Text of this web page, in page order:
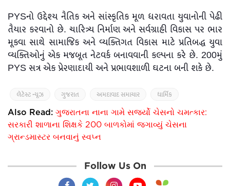
PYSનો ઉદ્દેશ્ય નૈતિક અને સાંસ્કૃતિક મૂળ ધરાવતા યુવાનોની પેઢી
તૈયાર કરવાનો છે. ચારિત્ર્ય નિર્માણ અને સર્વગ્રાહી વિકાસ પર ભાર
મૂકવા સાથે સામાજિક અને વ્યક્તિગત વિકાસ માટે પ્રતિબદ્ધ યુવા
વ્યક્તિઓનું એક મજબૂત નેટવર્ક બનાવવાની કલ્પના કરે છે. 200મું
PYS સત્ર એક પ્રેરણાદાયી અને પ્રભાવશાળી ઘટના બની શકે છે.
લેટેસ્ટ ન્યૂઝ ગુજરાત અમદાવાદ સમાચાર ધાર્મિક
Also Read: ગુજરાતના નાના ગામે સર્જ્યો ચેસનો ચમત્કાર:
સરકારી શાળાના શિક્ષકે 200 બાળકોમાં જગાવ્યું ચેસના
ગ્રાન્ડમાસ્ટર બનવાનું સ્વપ્ન
Follow Us On